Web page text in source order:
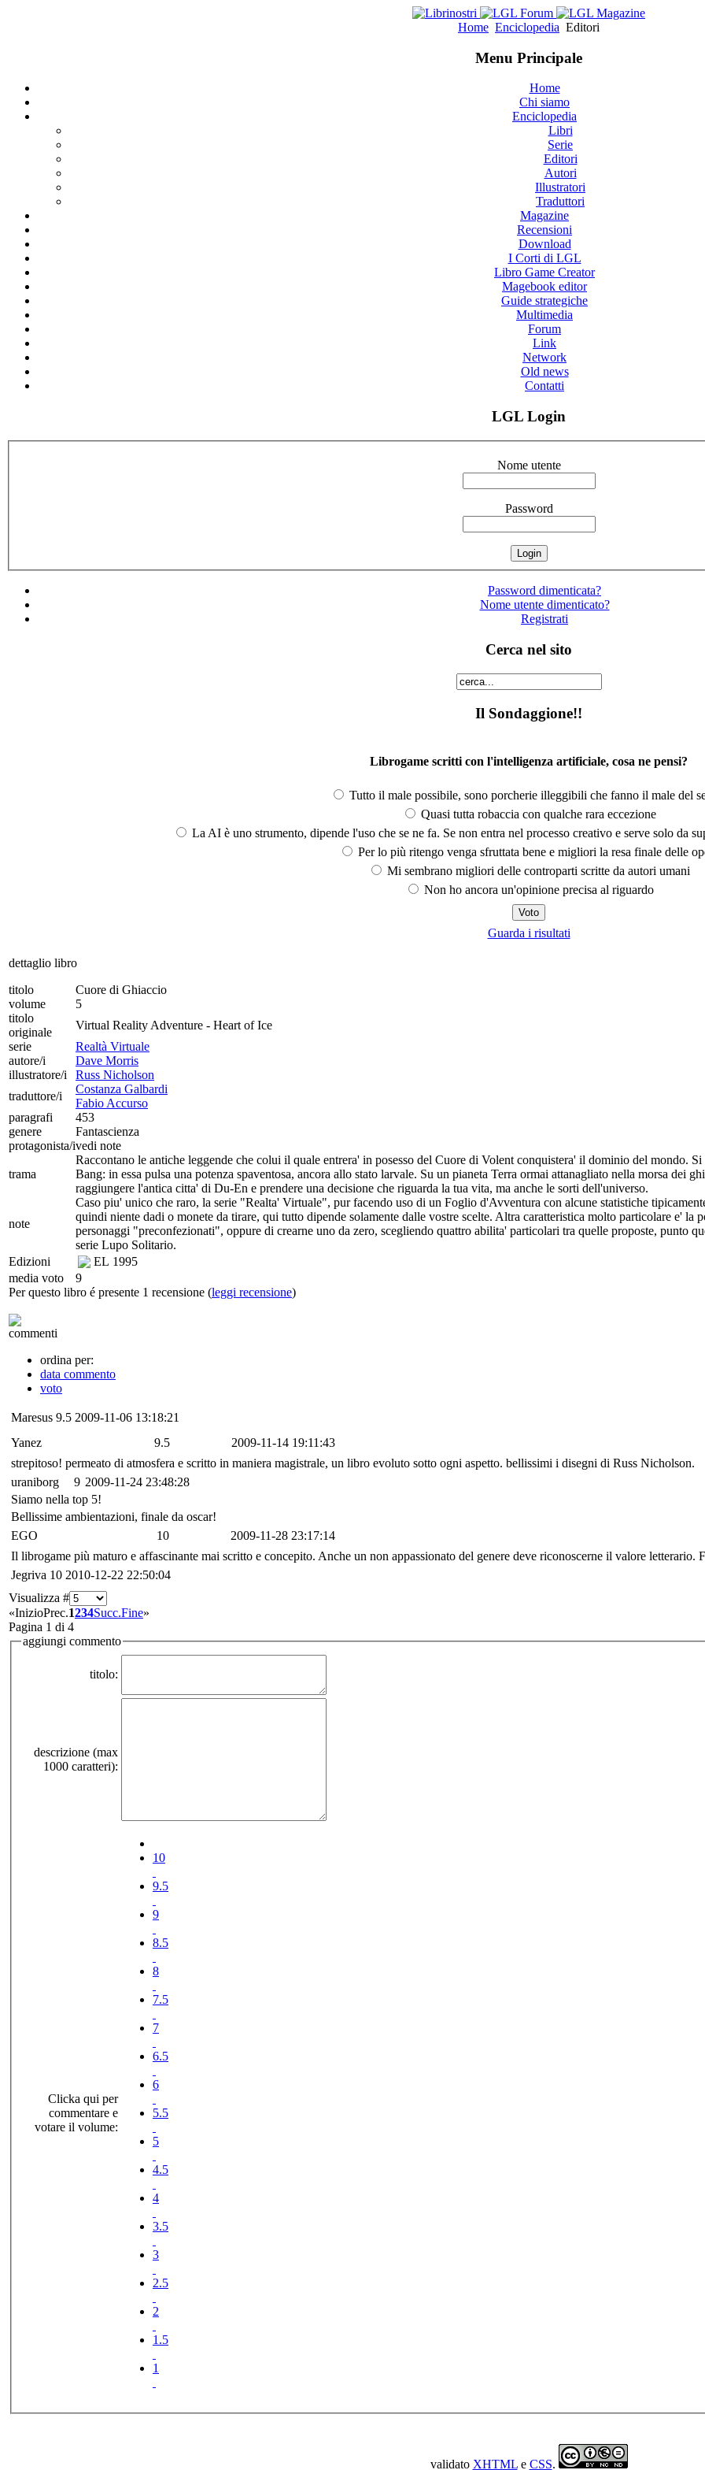
Home Enciclopedia Editori
Menu Principale
Home
Chi siamo
Enciclopedia
Libri
Serie
Editori
Autori
Illustratori
Traduttori
Magazine
Recensioni
Download
I Corti di LGL
Libro Game Creator
Magebook editor
Guide strategiche
Multimedia
Forum
Link
Network
Old news
Contatti
LGL Login
Nome utente
Password
Password dimenticata?
Nome utente dimenticato?
Registrati
Cerca nel sito
Il Sondaggione!!
Librogame scritti con l'intelligenza artificiale, cosa ne pensi?
Tutto il male possibile, sono porcherie illeggibili che fanno il male del
Quasi tutta robaccia con qualche rara eccezione
La AI è uno strumento, dipende l'uso che se ne fa. Se non entra nel processo creativo e serve solo da
Per lo più ritengo venga sfruttata bene e migliori la resa finale delle
Mi sembrano migliori delle controparti scritte da autori umani
Non ho ancora un'opinione precisa al riguardo
Guarda i risultati
dettaglio libro
titolo
Cuore di Ghiaccio
volume
5
titolo
originale
Virtual Reality Adventure - Heart of Ice
serie
Realtà Virtuale
autore/i
Dave Morris
illustratore/i
Russ Nicholson
traduttore/i
Costanza Galbardi
Fabio Accurso
paragrafi
453
genere
Fantascienza
protagonista/ivedi note
trama
Raccontano le antiche leggende che colui il quale entrera' in posesso del Cuore di Volent conquistera' il dominio del mondo.
Bang: in essa pulsa una potenza spaventosa, ancora allo stato larvale. Su un pianeta Terra ormai attanagliato nella morsa dei
raggiungere l'antica citta' di Du-En e prendere una decisione che riguarda la tua vita, ma anche le sorti dell'universo.
note
Caso piu' unico che raro, la serie "Realta' Virtuale", pur facendo uso di un Foglio d'Avventura con alcune statistiche
quindi niente dadi o monete da tirare, qui tutto dipende solamente dalle vostre scelte. Altra caratteristica molto particolare e'
personaggi "preconfezionati", oppure di crearne uno da zero, scegliendo quattro abilita' particolari tra quelle proposte, punto
serie Lupo Solitario.
Edizioni
EL 1995
media voto
9
Per questo libro é presente 1 recensione (leggi recensione)
commenti
ordina per:
data commento
voto
Maresus 9.5 2009-11-06 13:18:21
Yanez
9.5
2009-11-14 19:11:43
strepitoso! permeato di atmosfera e scritto in maniera magistrale, un libro evoluto sotto ogni aspetto. bellissimi i disegni di Russ Nicholson.
uraniborg
9 2009-11-24 23:48:28
Siamo nella top 5!
Bellissime ambientazioni, finale da oscar!
EGO
10
2009-11-28 23:17:14
Il librogame più maturo e affascinante mai scritto e concepito. Anche un non appassionato del genere deve riconoscerne il valore letterario.
Jegriva 10 2010-12-22 22:50:04
Visualizza #
«InizioPrec.1234Succ.Fine»
Pagina 1 di 4
aggiungi commento
titolo:
descrizione (max
1000 caratteri):
Clicka qui per
commentare e
votare il volume:
10
9.5
9
8.5
8
7.5
7
6.5
6
5.5
5
4.5
4
3.5
3
2.5
2
1.5
1
validato XHTMLe CSS.